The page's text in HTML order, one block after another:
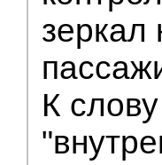
зеркал
К